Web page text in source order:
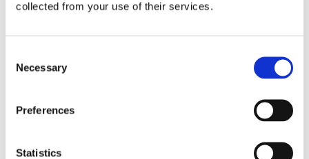
collected from your use of their services.
Selection
Necessary
Preferences
Statistics
20.3.26 – 21.3.26